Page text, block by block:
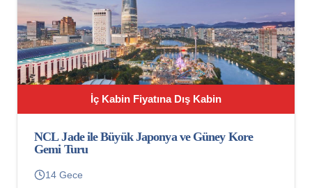
İç Kabin Fiyatına Dış Kabin
NCL Jade ile Büyük Japonya ve Güney Kore
Gemi Turu
14 Gece